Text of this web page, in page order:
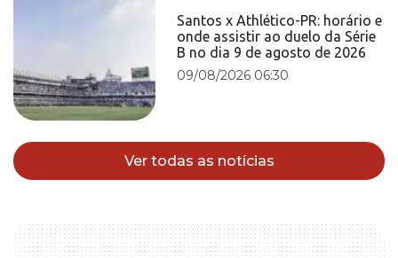
Santos x Athlético-PR: horário e
onde assistir ao duelo da Série
B no dia 9 de agosto de 2026
09/08/2026 06:30
Ver todas as notícias